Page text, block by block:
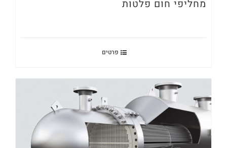
מחליפי חום פלטות
פרטים